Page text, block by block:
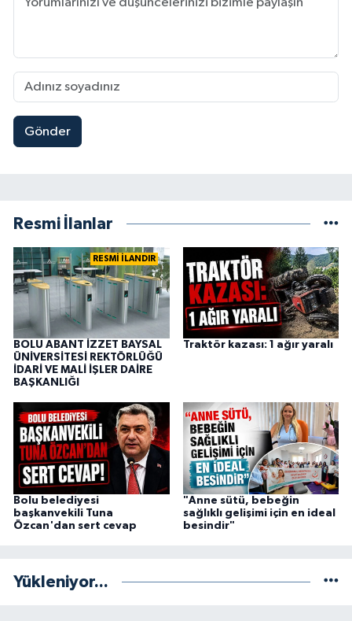
Gönder
Resmi İlanlar
RESMİ İLANDIR
BOLU ABANT İZZET BAYSAL
ÜNİVERSİTESİ REKTÖRLÜĞÜ
İDARİ VE MALİ İŞLER DAİRE
BAŞKANLIĞI
Traktör kazası: 1 ağır yaralı
Bolu belediyesi
başkanvekili Tuna
Özcan'dan sert cevap
"Anne sütü, bebeğin
sağlıklı gelişimi için en ideal
besindir"
Yükleniyor...